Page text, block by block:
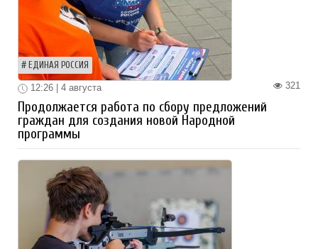
ЕДИНАЯ РОССИЯ
321
12:26 | 4 августа
Продолжается работа по сбору предложений
граждан для создания новой Народной
программы